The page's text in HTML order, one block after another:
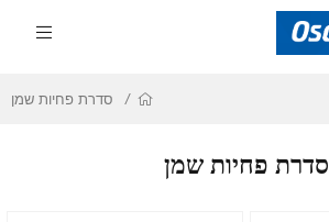
סדרת פחיות שמן
סדרת פחיות שמן